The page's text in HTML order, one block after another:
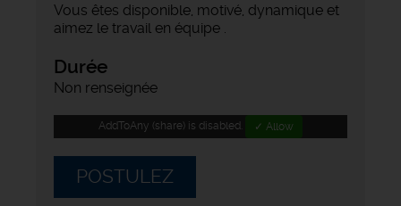
Vous êtes disponible, motivé, dynamique et
aimez le travail en équipe .
Durée
Non renseignée
AddToAny (share) is disabled. ✓ Allow
POSTULEZ